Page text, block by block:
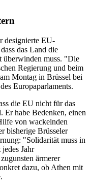
designierte EU-
das Land die
überwinden muss. "Die
Regierung und beim
Montag in Brüssel bei
Europaparlaments.
die EU nicht für das
Er habe Bedenken, einen
von wackelnden
bisherige Brüsseler
"Solidarität muss in
Jahr
ärmerer
dazu, ob Athen mit